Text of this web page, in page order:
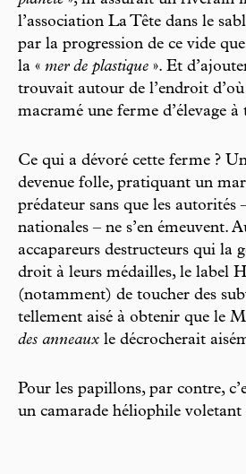
l’association La Tête dans le
par la progression de ce vide
la « mer de plastique ». Et
trouvait autour de l’endroit d’où
macramé une ferme d’élevage
Ce qui a dévoré cette ferme ?
devenue folle, pratiquant un
prédateur sans que les autorités
nationales – ne s’en émeuvent.
accapareurs destructeurs qui la
droit à leurs médailles, le label
(notamment) de toucher des
tellement aisé à obtenir que le
des anneaux le décrocherait
Pour les papillons, par contre,
un camarade héliophile voletant